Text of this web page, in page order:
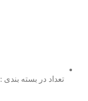
تعداد در بسته بندی : 60 عدد